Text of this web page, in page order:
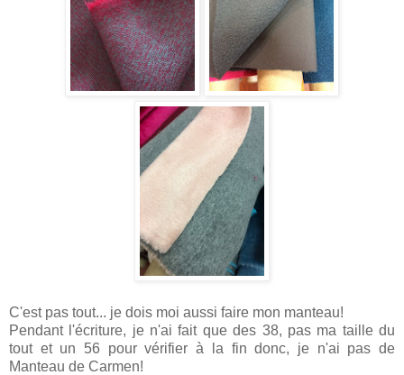
C'est pas tout... je dois moi aussi faire mon manteau!
Pendant l'écriture, je n'ai fait que des 38, pas ma taille du
tout et un 56 pour vérifier à la fin donc, je n'ai pas de
Manteau de Carmen!